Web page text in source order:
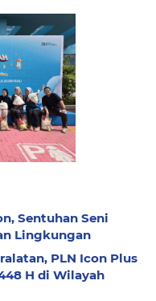
Sentuhan Seni
Lingkungan
PLN Icon Plus
H di Wilayah